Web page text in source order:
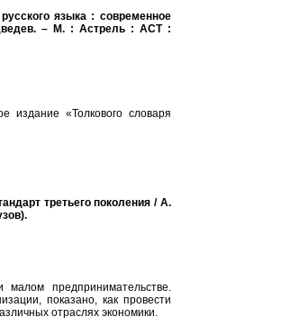
языка : современное
– М. : Астрель : АСТ :
издание «Толкового словаря
третьего поколения / А.
предпринимательстве.
показано, как провести
отраслях экономики.